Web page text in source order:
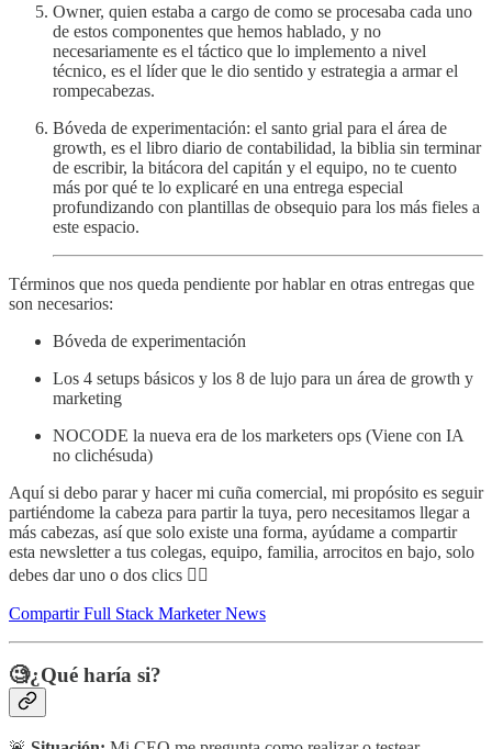
Owner, quien estaba a cargo de como se procesaba cada uno
de estos componentes que hemos hablado, y no
necesariamente es el táctico que lo implemento a nivel
técnico, es el líder que le dio sentido y estrategia a armar el
rompecabezas.
Bóveda de experimentación: el santo grial para el área de
growth, es el libro diario de contabilidad, la biblia sin terminar
de escribir, la bitácora del capitán y el equipo, no te cuento
más por qué te lo explicaré en una entrega especial
profundizando con plantillas de obsequio para los más fieles a
este espacio.
Términos que nos queda pendiente por hablar en otras entregas que
son necesarios:
Bóveda de experimentación
Los 4 setups básicos y los 8 de lujo para un área de growth y
marketing
NOCODE la nueva era de los marketers ops (Viene con IA
no clichésuda)
Aquí si debo parar y hacer mi cuña comercial, mi propósito es seguir
partiéndome la cabeza para partir la tuya, pero necesitamos llegar a
más cabezas, así que solo existe una forma, ayúdame a compartir
esta newsletter a tus colegas, equipo, familia, arrocitos en bajo, solo
debes dar uno o dos clics 👇🏻
Compartir Full Stack Marketer News
🧐¿Qué haría si?